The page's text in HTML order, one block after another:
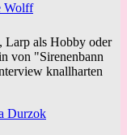
Wolff
Larp als Hobby oder
von "Sirenenbann
knallharten
Durzok